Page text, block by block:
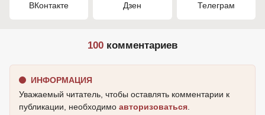
ВКонтакте Дзен Телеграм
100 комментариев
ИНФОРМАЦИЯ
Уважаемый читатель, чтобы оставлять комментарии к
публикации, необходимо авторизоваться